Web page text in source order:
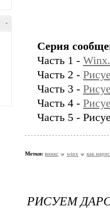
-
Серия
Часть 1 -
Часть 2 -
Часть 3 -
Часть 4 -
Часть 5 -
Метки: винкс winx как
РИСУЕМ